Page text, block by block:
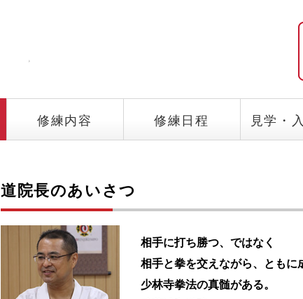
修練内容 修練日程 見学・
道院長のあいさつ
相手に打ち勝つ、ではなく
相手と拳を交えながら、ともに
少林寺拳法の真髄がある。